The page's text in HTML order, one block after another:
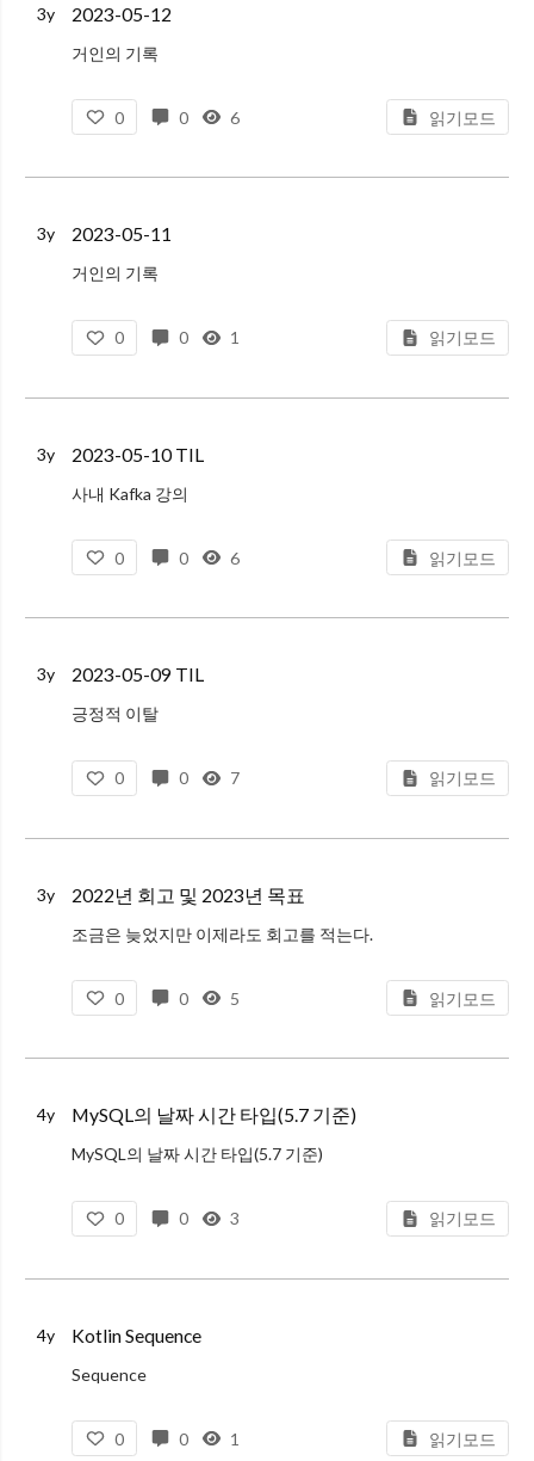
3y 2023-05-12
거인의 기록
회사 시스템 구조도 인출기법으로 만들기
0 0 6 읽기모드
3y 2023-05-11
거인의 기록
0
0 1 읽기모드
3y 2023-05-10 TIL
사내 Kafka 강의
Kafka가 내부 구조가 어떻게 되어있는지에 대한 이해가 필요하다고 생각이 들었다.
0 0 6 읽기모드
3y 2023-05-09 TIL
긍정적 이탈
이를 해내려면, 리더급에서는 신뢰를 가져야 한다. 본인이 생각하는 정답을 말하기 보다는 들어야 한다.
0 0 7 읽기모드
3y 2022년 회고 및 2023년 목표
조금은 늦었지만 이제라도 회고를 적는다.
제일 큰 이유는 큰 방향성 없이 이리저리 흘러다니는 내 모양새였다.
0 0 5 읽기모드
4y MySQL의 날짜 시간 타입(5.7 기준)
MySQL의 날짜 시간 타입(5.7 기준)
TIMESTAMP 타입은 Time zone을 다뤄야 하는 경우 유용할 수 있다. 하지만 최대로 표현가능 한 범위가 'UTC 2038년 1월 19일' 까지이므로, 사용에 주의를
0 0 3 읽기모드
4y Kotlin Sequence
Sequence
Kotlin 에서는 Java의 Stream 과 유사한 Sequence 라는 기능을 지원한다.
0 0 1 읽기모드